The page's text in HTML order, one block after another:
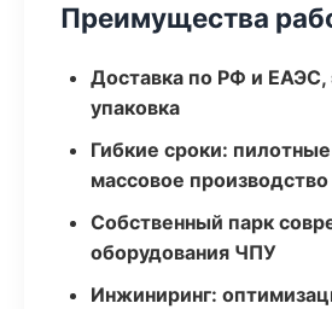
Преимущества
Доставка по РФ и ЕАЭС,
упаковка
Гибкие сроки:
массовое производство
Собственный парк
оборудования ЧПУ
Инжиниринг: